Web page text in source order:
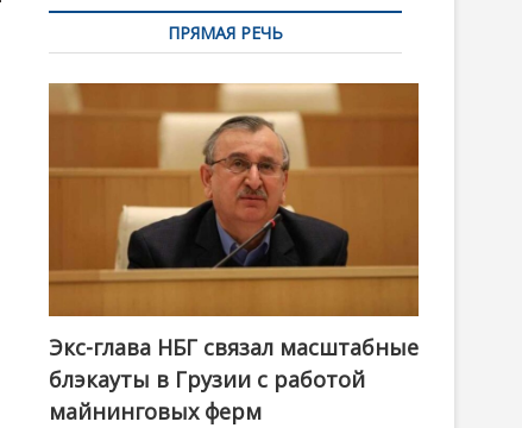
ПРЯМАЯ РЕЧЬ
Экс-глава НБГ связал масштабные
блэкауты в Грузии с работой
майнинговых ферм